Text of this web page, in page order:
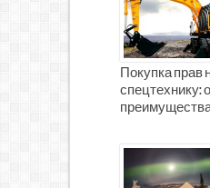
Покупка прав
спецтехнику:
преимущества